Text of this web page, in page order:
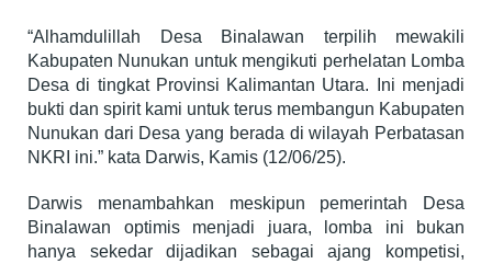
“Alhamdulillah Desa Binalawan terpilih mewakili
Kabupaten Nunukan untuk mengikuti perhelatan Lomba
Desa di tingkat Provinsi Kalimantan Utara. Ini menjadi
bukti dan spirit kami untuk terus membangun Kabupaten
Nunukan dari Desa yang berada di wilayah Perbatasan
NKRI ini.” kata Darwis, Kamis (12/06/25).
Darwis menambahkan meskipun pemerintah Desa
Binalawan optimis menjadi juara, lomba ini bukan
hanya sekedar dijadikan sebagai ajang kompetisi,